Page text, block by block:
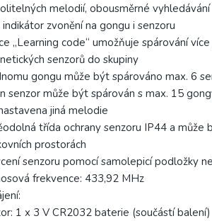
melodií, obousměrné vyhledávání
indikátor zvonění na gongu i senzoru
„Learning code“ umožňuje spárování
senzorů do skupiny
gongu může být spárováno max. 6
senzor může být spárován s max. 15
jiná melodie
třída ochrany senzoru IP44 a může
prostorách
senzoru pomocí samolepicí podložky
frekvence: 433,92 MHz
1 x 3 V CR2032 baterie (součástí balení)